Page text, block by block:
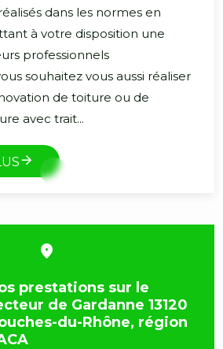
dans les normes en
à votre disposition une
professionnels
souhaitez vous aussi réaliser
de toiture ou de
avec trait...
prestations sur le
de Gardanne 13120
du-Rhône, région